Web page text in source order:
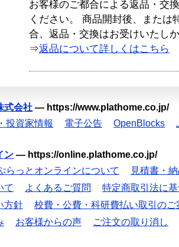
お客様のご都合による返品・交
ください。 商品開封後、または
合、返品・交換はお受けいたし
⇒返品について詳しくはこちら
式会社 — https://www.plathome.co.jp/
投資家情報 電子公告 OpenBlocks
ン — https://online.plathome.co.jp/
らっとオンラインについて
見積書・
て
よくあるご質問
特定商取引法に
方針
校費・公費・科研費払い取引のご
お客様からの声 ご注文の取り消し